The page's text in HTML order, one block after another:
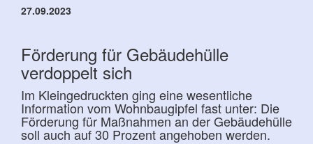
27.09.2023
Förderung für Gebäudehülle
verdoppelt sich
Im Kleingedruckten ging eine wesentliche
Information vom Wohnbaugipfel fast unter: Die
Förderung für Maßnahmen an der Gebäudehülle
soll auch auf 30 Prozent angehoben werden.